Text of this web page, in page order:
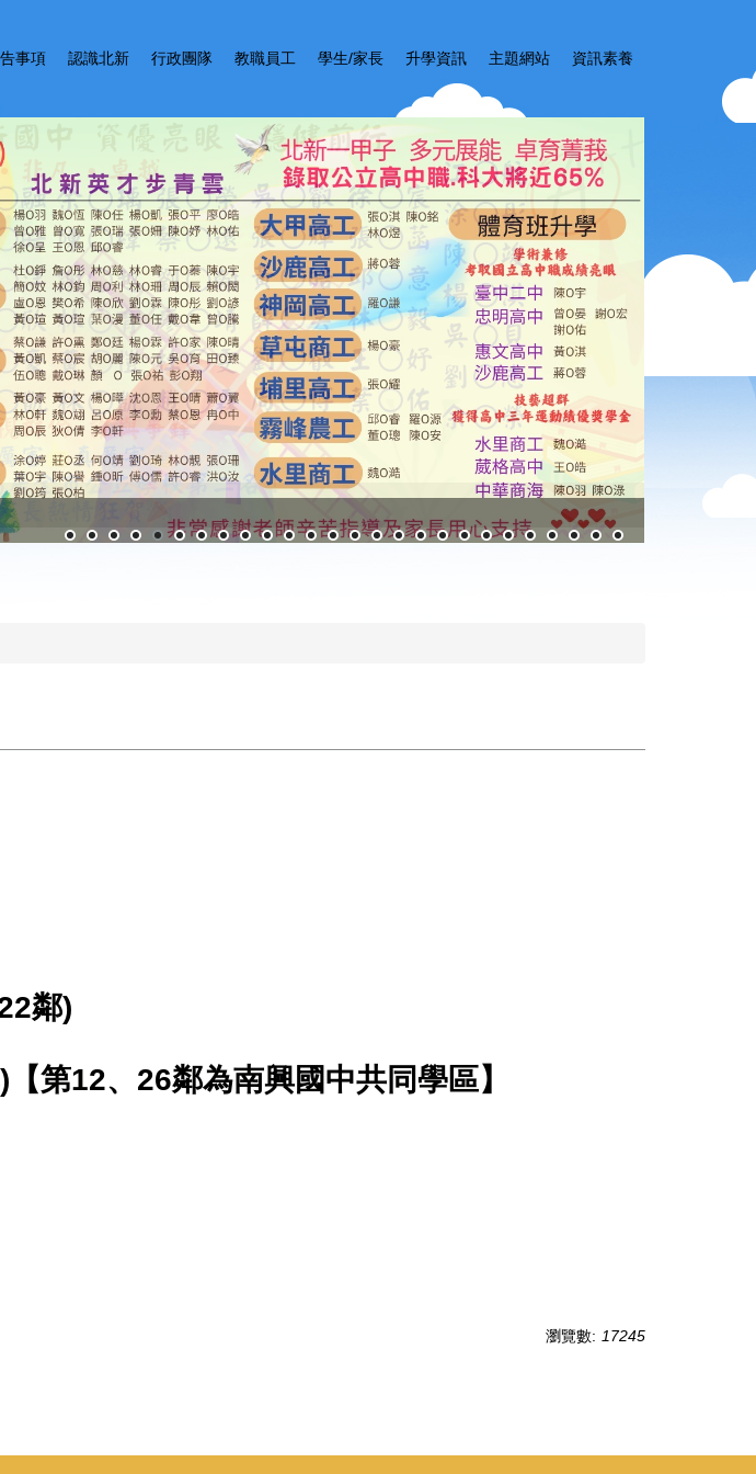
事項 認識北新 行政團隊 教職員工 學生/家長 升學資訊 主題網站 資訊素養
鄰)
第12、26鄰為南興國中共同學區】
瀏覽數: 17245